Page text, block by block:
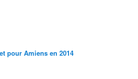
pour Amiens en 2014